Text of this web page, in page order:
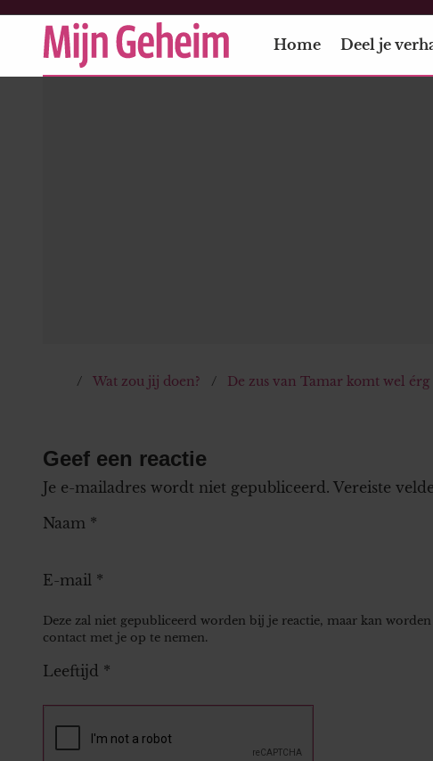
Home Deel je
Wat zou jij doen? De zus van Tamar komt wel
Geef een reactie
Je e-mailadres wordt niet gepubliceerd. Vereiste
Naam *
E-mail *
Deze zal niet gepubliceerd worden bij je reactie, maar kan
contact met je op te nemen.
Leeftijd *